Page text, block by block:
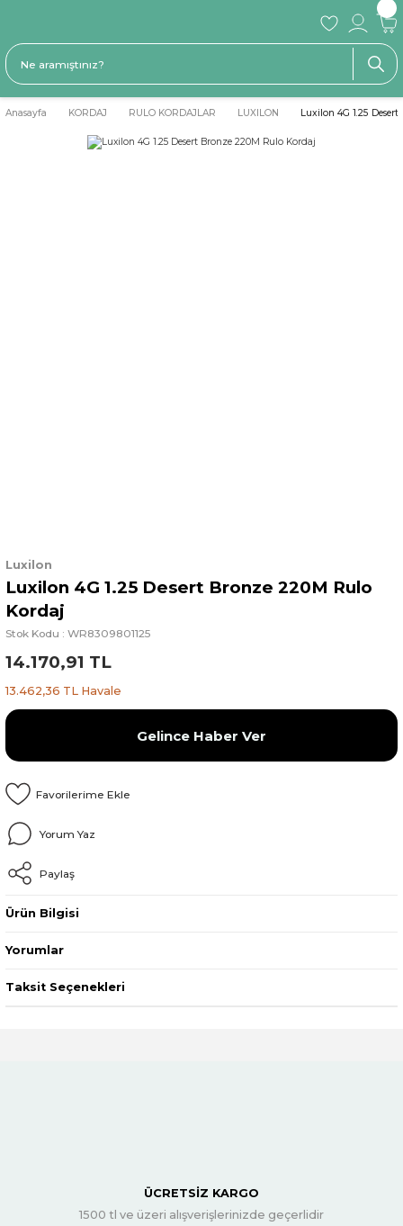
Anasayfa KORDAJ RULO KORDAJLAR LUXILON Luxilon 4G 1.25
Luxilon
Luxilon 4G 1.25 Desert Bronze 220M Rulo
Kordaj
Stok Kodu : WR8309801125
14.170,91 TL
13.462,36 TL Havale
Gelince Haber Ver
Yorum Yaz
Paylaş
Ürün Bilgisi
Yorumlar
Taksit Seçenekleri
ÜCRETSİZ KARGO
1500 tl ve üzeri alışverişlerinizde geçerlidir